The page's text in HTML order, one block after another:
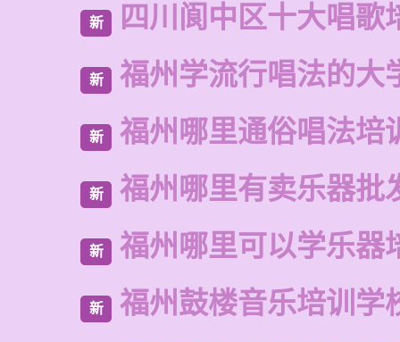
新 四川阆中区十大唱歌
新 福州学流行唱法的大
新 福州哪里通俗唱法培
新 福州哪里有卖乐器批
新 福州哪里可以学乐器
新 福州鼓楼音乐培训学